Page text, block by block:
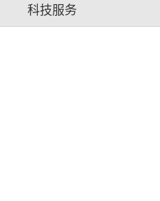
科技服务